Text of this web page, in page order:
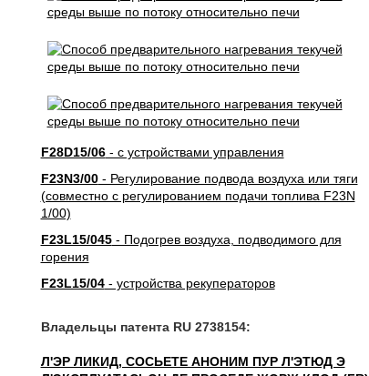
F28D15/06- с устройствами управления
F23N3/00- Регулирование подвода воздуха или тяги
(совместно с регулированием подачи топлива F23N
1/00)
F23L15/045- Подогрев воздуха, подводимого для
горения
F23L15/04- устройства рекуператоров
Владельцы патента RU 2738154:
Л'ЭР ЛИКИД, СОСЬЕТЕ АНОНИМ ПУР Л'ЭТЮД Э